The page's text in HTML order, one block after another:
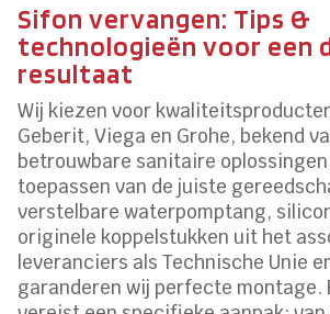
Sifon vervangen: Tips &
technologieën voor een
resultaat
Wij kiezen voor
Geberit, Viega en Grohe, bekend
betrouwbare sanitaire
toepassen van de juiste
verstelbare waterpomptang,
originele koppelstukken uit het
leveranciers als Technische Unie
garanderen wij perfecte montage.